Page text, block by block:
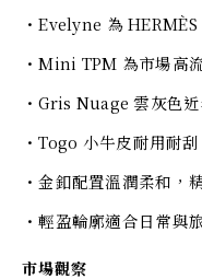
・Evelyne 為
・Mini TPM 為市場高
・Gris Nuage 雲灰色
・Togo 小牛皮耐用耐
・金釦配置溫潤柔和，
・輕盈輪廓適合日常與
市場觀察